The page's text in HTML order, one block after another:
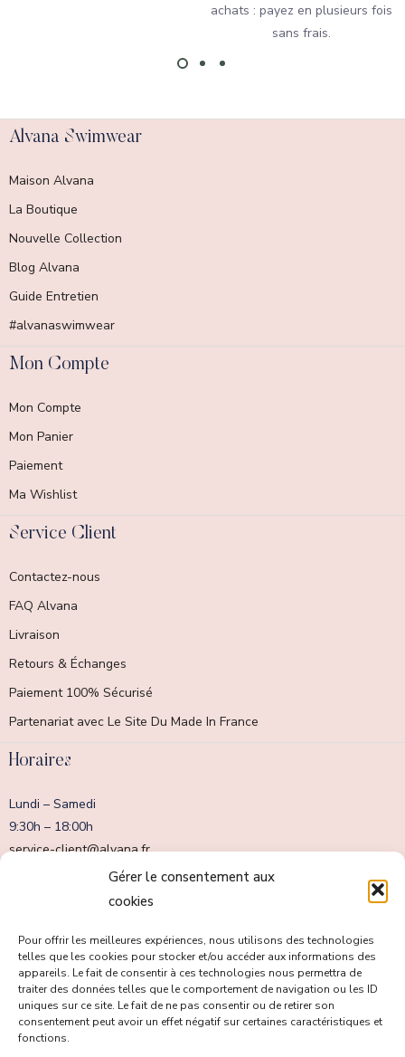
Gérer le consentement aux
cookies
Pour offrir les meilleures expériences, nous utilisons des technologies
telles que les cookies pour stocker et/ou accéder aux informations des
appareils. Le fait de consentir à ces technologies nous permettra de
traiter des données telles que le comportement de navigation ou les ID
uniques sur ce site. Le fait de ne pas consentir ou de retirer son
consentement peut avoir un effet négatif sur certaines caractéristiques et
fonctions.
achats : payez en plusieurs fois
sans frais.
Alvana Swimwear
Maison Alvana
La Boutique
Nouvelle Collection
Blog Alvana
Guide Entretien
#alvanaswimwear
Mon Compte
Mon Compte
Mon Panier
Paiement
Ma Wishlist
Service Client
Contactez-nous
FAQ Alvana
Livraison
Retours & Échanges
Paiement 100% Sécurisé
Partenariat avec Le Site Du Made In France
Horaires
Lundi – Samedi
9:30h – 18:00h
service-client@alvana.fr